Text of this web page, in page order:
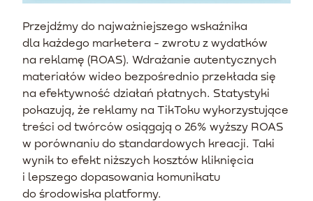
Przejdźmy do najważniejszego wskaźnika
dla każdego marketera - zwrotu z wydatków
na reklamę (ROAS). Wdrażanie autentycznych
materiałów wideo bezpośrednio przekłada się
na efektywność działań płatnych. Statystyki
pokazują, że reklamy na TikToku wykorzystujące
treści od twórców osiągają o 26% wyższy ROAS
w porównaniu do standardowych kreacji. Taki
wynik to efekt niższych kosztów kliknięcia
i lepszego dopasowania komunikatu
do środowiska platformy.